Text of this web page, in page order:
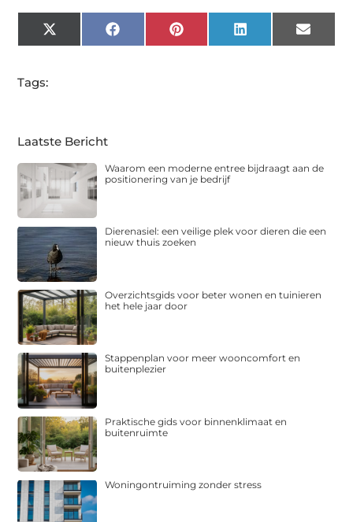
X
(Twitter)
FacebookPinterest LinkedIn Email
Tags:
Laatste Bericht
Waarom een moderne entree bijdraagt aan de
positionering van je bedrijf
Dierenasiel: een veilige plek voor dieren die een
nieuw thuis zoeken
Overzichtsgids voor beter wonen en tuinieren
het hele jaar door
Stappenplan voor meer wooncomfort en
buitenplezier
Praktische gids voor binnenklimaat en
buitenruimte
Woningontruiming zonder stress